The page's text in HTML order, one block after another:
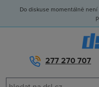
Do diskuse momentálně
277 270 707